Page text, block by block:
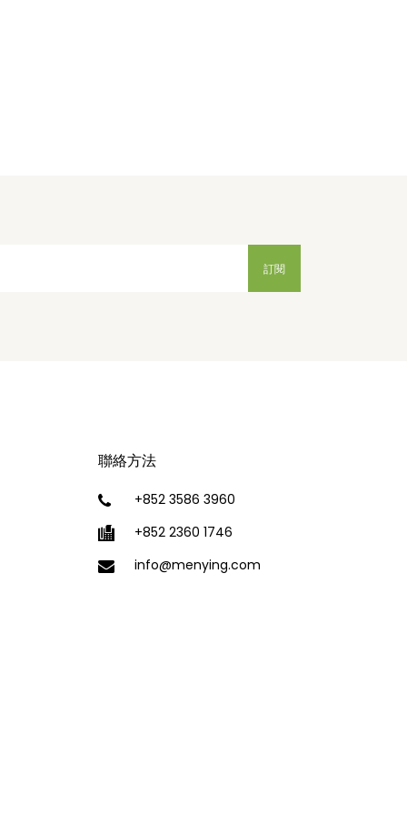
聯絡方法
+852 3586 3960
+852 2360 1746
info@menying.com